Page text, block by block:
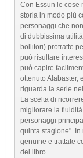
Con Essun le cose
storia in modo più
personaggi che
di dubbissima
bollitori) protratte
può risultare
può capire
ottenuto Alabaster,
riguarda la serie
La scelta di
migliorare la
personaggi
quinta stagione".
genuine e trattate
del libro.